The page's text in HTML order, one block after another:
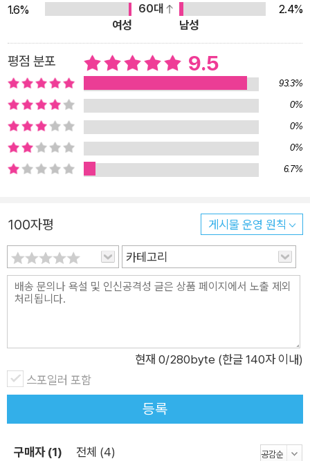
으니, 바로 ‘운’이다. 그렇다. 그들 대부분은 우연한 계기에 부동
산 공부를 시작했고, 공부하며 쌓은 지식과 모은 종잣돈으로 투자
를 실행한 시점이 마침, 부동산 가격이 저점일 때였다. 덕분에 그
들은 지금으로선 상상할 수 없는 가격에 알짜 부동산을 주웠고,
그것들이 자산 형성에 크게 이바지했다. 이들의 ‘운 좋은 성공’을
두고 사람들은 말한다. “다, 옛날에나 가능했던 일이지, 이제 부
동산은 틀렸어!” 2004년부터 무려 18년간 부동산 투자와 강의
를 해온 1세대 투자자 부동산 김사부는 이러한 분위기에 기시감
이 든다고 말한다. 하지만 예전과 다른 게 있다면, ‘부동산 투자의
부동산 시장이 장기불황에 빠질 가능성은 희박하다는 것이다. 또
저평가 자산이 드물어졌기에 더욱 정석대로 투자해야 한다고 그
는 강조한다. 이 책은 2007년에 처음 출간되어 ‘부동산 투자자들
의 교과서’라는 별명이 붙으며, 지금까지도 수많은 온라인 투자
카페와 오프라인 모임에서 필독서로 소개되고 있는 《부동산 투자
투자’를 15년 전 책에서 최초로 소개하여 소액으로도 부동산에
투자할 수 있는 창의적인 방식을 전파했다. 그의 방식대로 투자해
엄청난 성공을 거둔 이들이 이 시대 투자 고수로 등극한 지금, 부
동산 김사부는 새롭게 손질한 ‘경제적 자유 달성을 위한 20년 프
는 지식에 달려 있다”고, 다만 “특정 시점, 특별한 누군가에게만
1.6%
60대
2.4%
여성
남성
평점 분포 9.5
93.3%
0%
0%
0%
6.7%
100자평 게시물 운영 원칙
카테고리
현재 0/280byte (한글 140자 이내)
스포일러 포함
등록
구매자 (1) 전체 (4)